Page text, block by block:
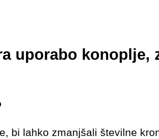
uporabo konoplje,
bi lahko zmanjšali številne